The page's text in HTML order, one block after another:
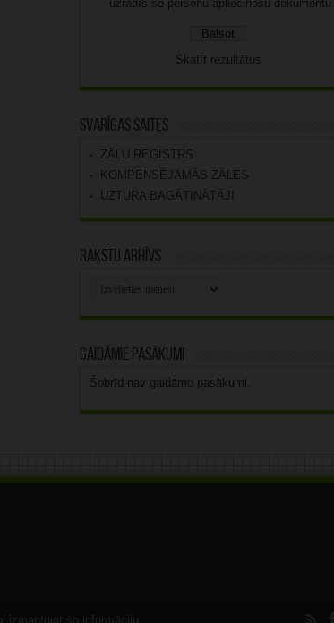
uzrādīs šo personu apliecinošu dokumentu.
Skatīt rezultātus
Svarīgas saites
ZĀĻU REĢISTRS
KOMPENSĒJAMĀS ZĀLES
UZTURA BAGĀTINĀTĀJI
Rakstu arhīvs
Gaidāmie pasākumi
Šobrīd nav gaidāmo pasākumi.
šo informāciju.